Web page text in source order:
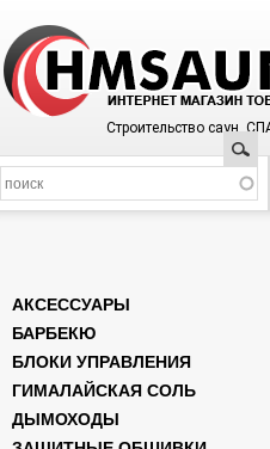
Строительство саун,
Поиск
АКСЕССУАРЫ
БАРБЕКЮ
БЛОКИ УПРАВЛЕНИЯ
ГИМАЛАЙСКАЯ СОЛЬ
ДЫМОХОДЫ